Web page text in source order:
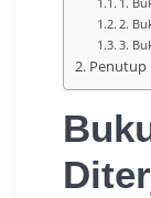
2.
3.
Penutup